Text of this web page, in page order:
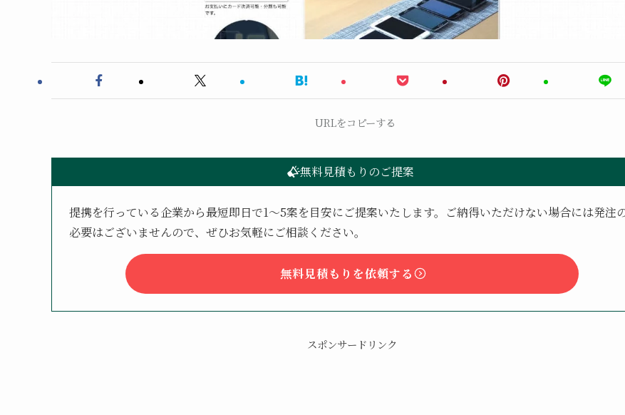
URLをコピーする
無料見積もりのご提案
提携を行っている企業から最短即日で1〜5案を目安にご提案いたします。ご納得いただけない場合には発注
必要はございませんので、ぜひお気軽にご相談ください。
無料見積もりを依頼する
スポンサードリンク